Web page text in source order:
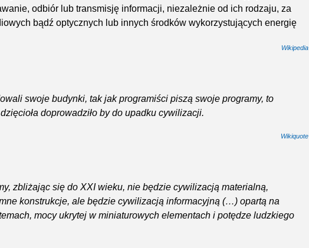
odbiór lub transmisję informacji, niezależnie od ich rodzaju, za
bądź optycznych lub innych środków wykorzystujących energię
Wikipedia
swoje budynki, tak jak programiści piszą swoje programy, to
doprowadziło by do upadku cywilizacji.
Wikiquote
zbliżając się do XXI wieku, nie będzie cywilizacją materialną,
konstrukcje, ale będzie cywilizacją informacyjną (…) opartą na
mocy ukrytej w miniaturowych elementach i potędze ludzkiego